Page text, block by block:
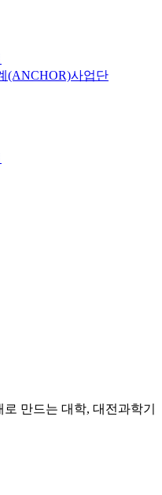
(ANCHOR)사업단
만드는 대학, 대전과학기